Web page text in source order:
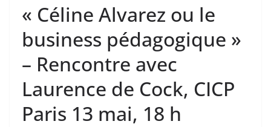
« Céline Alvarez ou le
business pédagogique »
– Rencontre avec
Laurence de Cock, CICP
Paris 13 mai, 18 h